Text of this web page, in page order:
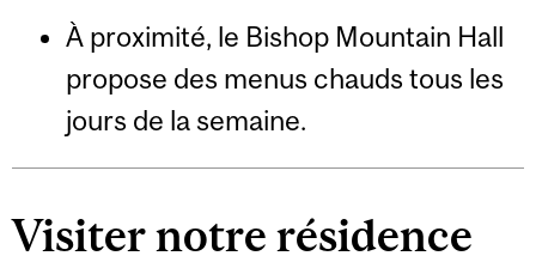
À proximité, le Bishop Mountain Hall
propose des menus chauds tous les
jours de la semaine.
Visiter notre résidence